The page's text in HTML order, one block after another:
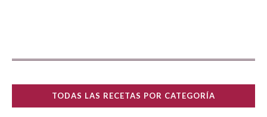
TODAS LAS RECETAS POR CATEGORÍA